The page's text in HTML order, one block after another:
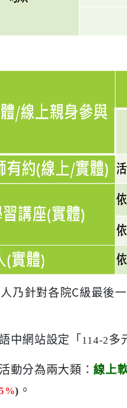
乃針對各院C級最後
中網站設定「 114-2多
動分為兩大類：線上
) 。